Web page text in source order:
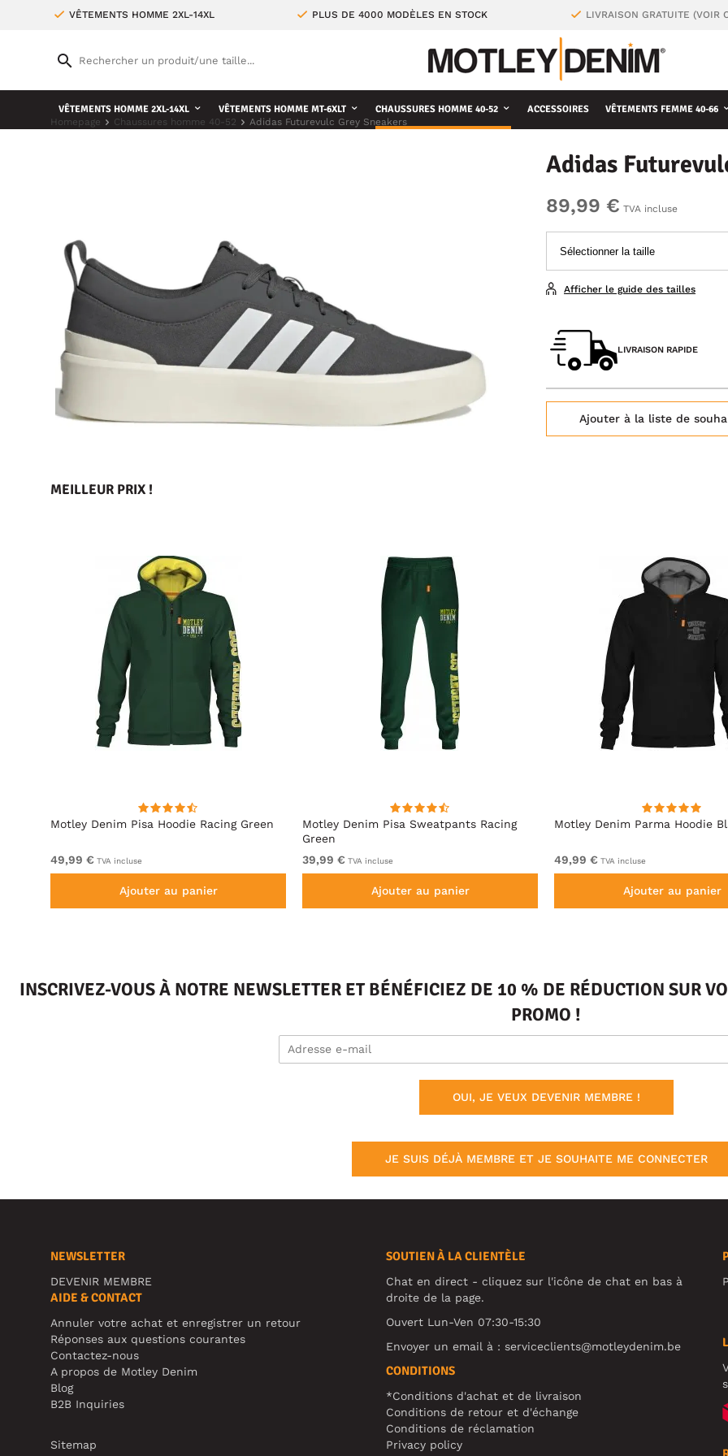
VÊTEMENTS HOMME 2XL-14XL PLUS DE 4000 MODÈLES EN STOCK LIVRAISON GRATUITE (VOIR
VÊTEMENTS HOMME 2XL-14XL VÊTEMENTS HOMME MT-6XLT CHAUSSURES HOMME 40-52 ACCESSOIRES VÊTEMENTS FEMME 40-66
Homepage Chaussures homme 40-52 Adidas Futurevulc Grey Sneakers
Adidas
89,99 € TVA incluse
Afficher le guide des tailles
LIVRAISON RAPIDE
Ajouter à la liste de
MEILLEUR PRIX !
Motley Denim Pisa Hoodie Racing Green
49,99 € TVA incluse
Ajouter au panier
Motley Denim Pisa Sweatpants Racing
Green
39,99 € TVA incluse
Ajouter au panier
Motley Denim Parma Hoodie
49,99 € TVA incluse
Ajouter au panier
INSCRIVEZ-VOUS À NOTRE NEWSLETTER ET BÉNÉFICIEZ DE 10 % DE RÉDUCTION SUR
PROMO !
OUI, JE VEUX DEVENIR MEMBRE !
JE SUIS DÉJÀ MEMBRE ET JE SOUHAITE ME CONNECTER
NEWSLETTER
DEVENIR MEMBRE
AIDE & CONTACT
Annuler votre achat et enregistrer un retour
Réponses aux questions courantes
Contactez-nous
A propos de Motley Denim
Blog
B2B Inquiries
Sitemap
SOUTIEN À LA CLIENTÈLE
Chat en direct - cliquez sur l'icône de chat en bas à
droite de la page.
Ouvert Lun-Ven 07:30-15:30
Envoyer un email à :serviceclients@motleydenim.be
CONDITIONS
*Conditions d'achat et de livraison
Conditions de retour et d'échange
Conditions de réclamation
Privacy policy